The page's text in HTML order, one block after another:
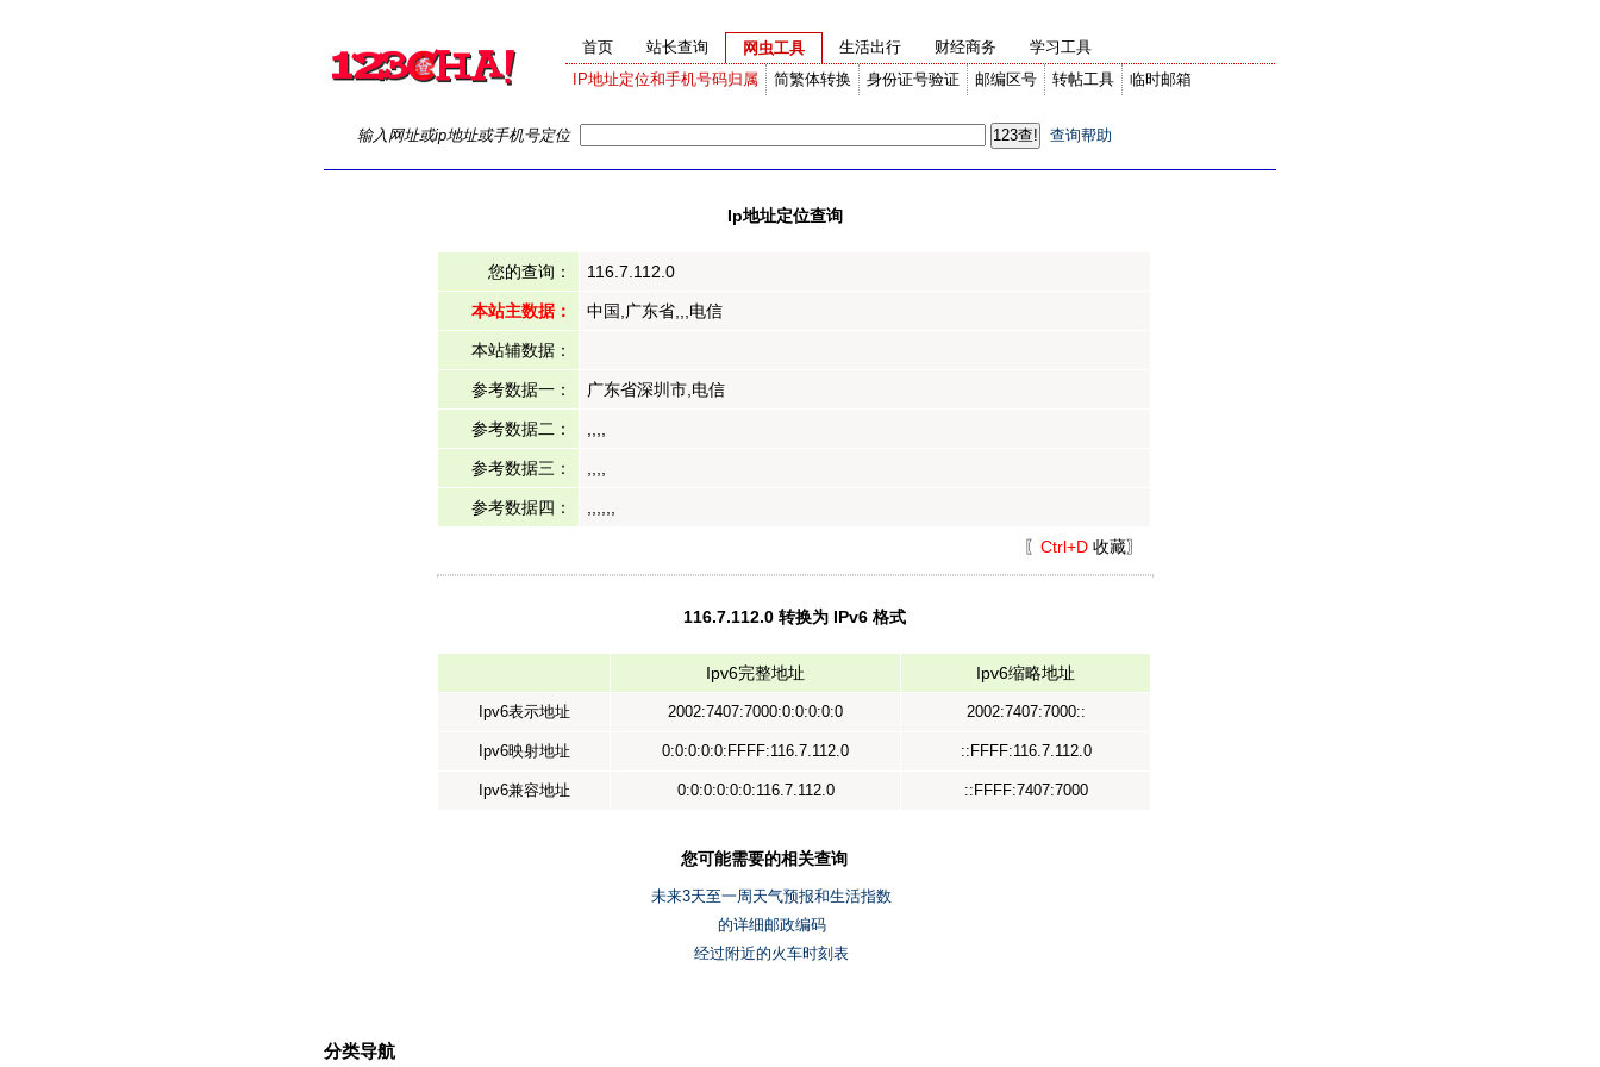
首页 站长查询
网虫工具
IP地址定位和手机号码归属
简繁体转换 身份证号验证 邮编区号 转帖工具 临时邮箱
生活出行 财经商务 学习工具
输入网址或ip地址或手机号定位 查询帮助
Ip地址定位查询
您的查询： 116.7.112.0
本站主数据： 中国,广东省,,,电信
本站辅数据：
参考数据一： 广东省深圳市,电信
参考数据二：
参考数据三：
参考数据四：
〖 Ctrl+D 收藏〗
116.7.112.0 转换为 IPv6 格式
Ipv6完整地址 Ipv6缩略地址
Ipv6表示地址 2002:7407:7000:0:0:0:0:0 2002:7407:7000::
Ipv6映射地址 0:0:0:0:0:FFFF:116.7.112.0 ::FFFF:116.7.112.0
Ipv6兼容地址 0:0:0:0:0:0:116.7.112.0 ::FFFF:7407:7000
您可能需要的相关查询
未来3天至一周天气预报和生活指数
的详细邮政编码
经过附近的火车时刻表
分类导航